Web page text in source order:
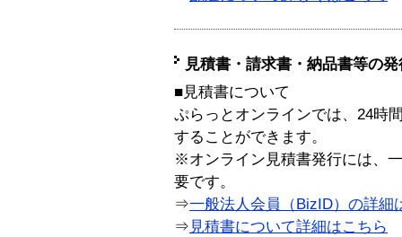
見積書・請求書・納品書等の
■見積書について
ぷらっとオンラインでは、24時
することができます。
※オンライン見積書発行には、
要です。
⇒一般法人会員（BizID）の詳細
⇒ 見積書について詳細はこちら